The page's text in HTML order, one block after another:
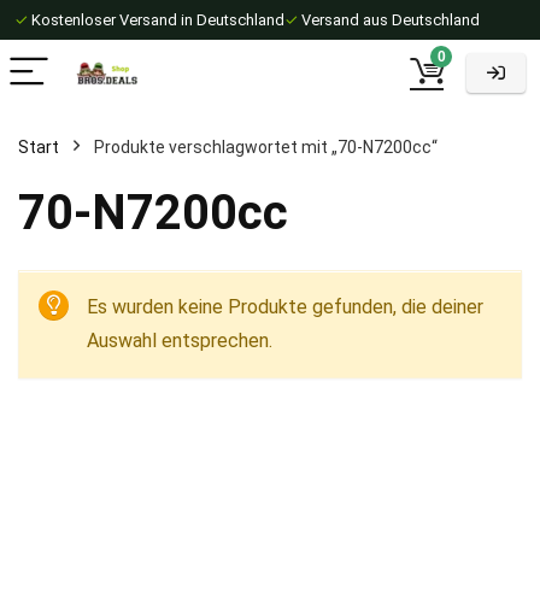
✓ Kostenloser Versand in Deutschland ✓ Versand aus Deutschland
0
Start Produkte verschlagwortet mit „70-N7200cc“
70-N7200cc
Es wurden keine Produkte gefunden, die deiner
Auswahl entsprechen.